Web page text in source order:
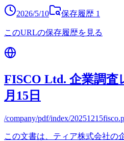
2026/5/10 保存履歴 1
このURLの保存履歴を見る
FISCO Ltd. 企業調査
月15日
/company/pdf/index/
この文書は、ティア株式会社の